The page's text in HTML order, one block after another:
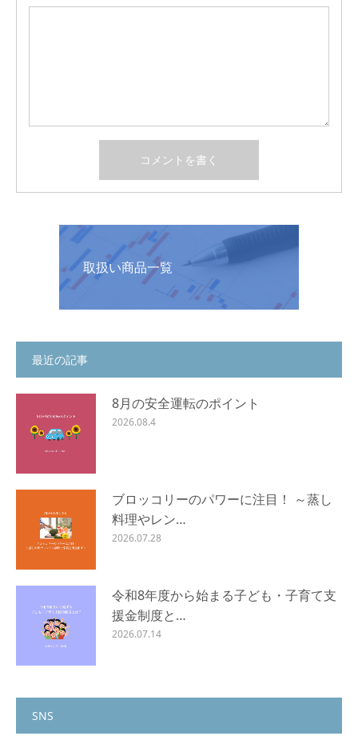
取扱い商品一覧
最近の記事
8月の安全運転のポイント
2026.08.4
ブロッコリーのパワーに注目！ ～蒸し
料理やレン…
2026.07.28
令和8年度から始まる子ども・子育て支
援金制度と…
2026.07.14
SNS